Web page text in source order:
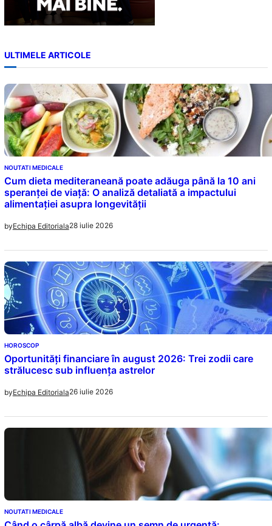
ULTIMELE ARTICOLE
NOUTATI MEDICALE
Cum dieta mediteraneană poate adăuga până la 10 ani
speranței de viață: O analiză detaliată a impactului
alimentației asupra longevității
byEchipa Editoriala28 iulie 2026
HOROSCOP
Oportunități financiare în august 2026: Trei zodii care
strălucesc sub influența astrelor
byEchipa Editoriala26 iulie 2026
NOUTATI MEDICALE